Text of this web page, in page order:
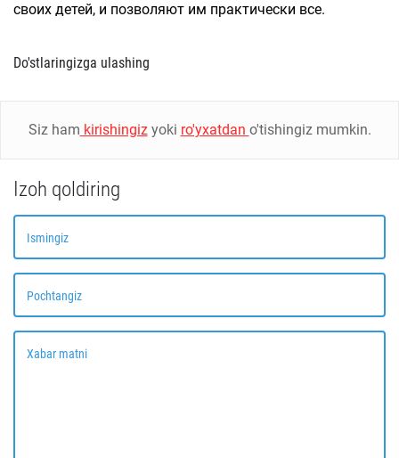
своих детей, и позволяют им практически все.
Do'stlaringizga ulashing
Siz ham kirishingizyoki ro'yxatdan o'tishingiz mumkin.
Izoh qoldiring
Ismingiz
Pochtangiz
Xabar matni